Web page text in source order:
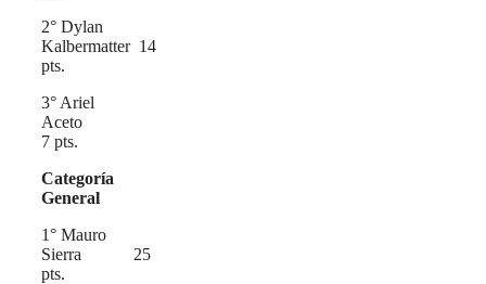
2° Dylan
Kalbermatter 14
pts.
3° Ariel
Aceto
7 pts.
Categoría
General
1° Mauro
Sierra 25
pts.